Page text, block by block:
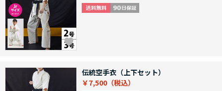
伝統空手衣（上下セット）
￥7,500